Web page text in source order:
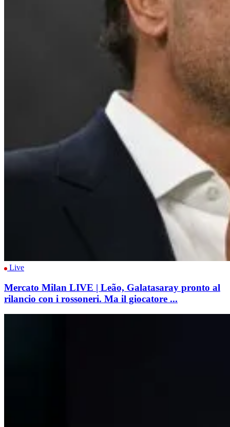
Live
Mercato Milan LIVE | Leão, Galatasaray pronto al
rilancio con i rossoneri. Ma il giocatore ...